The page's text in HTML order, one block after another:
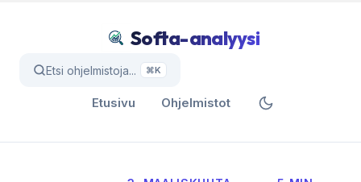
Softa-analyysi
Etsi ohjelmistoja... ⌘K
Etusivu Ohjelmistot